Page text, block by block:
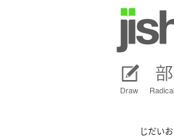
Draw
じだいお